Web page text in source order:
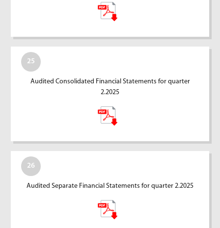
25
Audited Consolidated Financial Statements for quarter
2.2025
26
Audited Separate Financial Statements for quarter 2.2025